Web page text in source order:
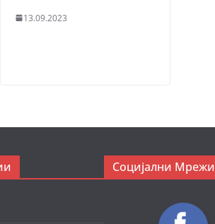
13.09.2023
Социјални Мрежи